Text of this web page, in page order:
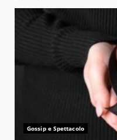
Gossip e Spettacolo